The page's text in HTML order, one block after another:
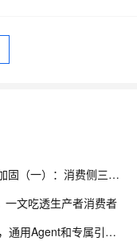
【雕虫大技】Agent 动态 Skill 供应链安全加固（一）：消费侧三层防线实战
一文吃透生产者消费者
Claude Code通过Java LSP杀入Java生态，通用Agent和专属引擎差在哪